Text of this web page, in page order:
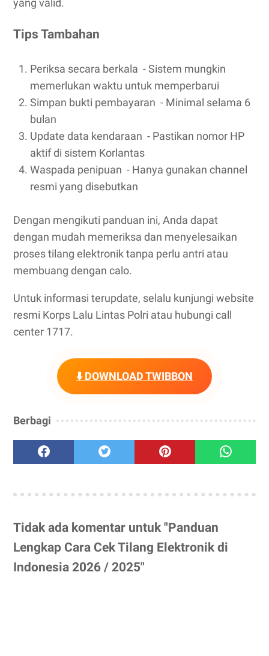
yang valid.
Tips Tambahan
Periksa secara berkala ‌ - Sistem mungkin
memerlukan waktu untuk memperbarui
Simpan bukti pembayaran ‌ - Minimal selama 6
bulan
Update data kendaraan ‌ - Pastikan nomor HP
aktif di sistem Korlantas
Waspada penipuan ‌ - Hanya gunakan channel
resmi yang disebutkan
Dengan mengikuti panduan ini, Anda dapat
dengan mudah memeriksa dan menyelesaikan
proses tilang elektronik tanpa perlu antri atau
membuang dengan calo.
Untuk informasi terupdate, selalu kunjungi website
resmi Korps Lalu Lintas Polri atau hubungi call
center 1717.
⬇️ DOWNLOAD TWIBBON
Berbagi
Tidak ada komentar untuk "Panduan
Lengkap Cara Cek Tilang Elektronik di
Indonesia 2026 / 2025"